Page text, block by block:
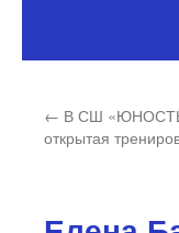
← В СШ
открытая